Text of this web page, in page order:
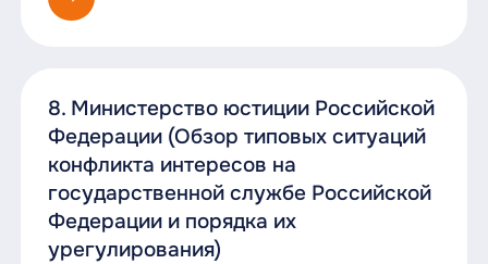
8. Министерство юстиции Российской
Федерации (Обзор типовых ситуаций
конфликта интересов на
государственной службе Российской
Федерации и порядка их
урегулирования)